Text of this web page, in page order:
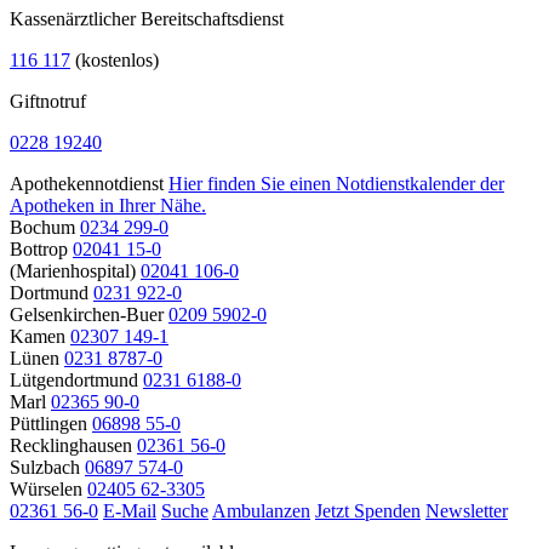
Kassenärztlicher Bereitschaftsdienst
116 117 (kostenlos)
Giftnotruf
0228 19240
Apothekennotdienst Hier finden Sie einen Notdienstkalender der
Apotheken in Ihrer Nähe.
Bochum 0234 299-0
Bottrop 02041 15-0
(Marienhospital) 02041 106-0
Dortmund 0231 922-0
Gelsenkirchen-Buer 0209 5902-0
Kamen 02307 149-1
Lünen 0231 8787-0
Lütgendortmund 0231 6188-0
Marl 02365 90-0
Püttlingen 06898 55-0
Recklinghausen 02361 56-0
Sulzbach 06897 574-0
Würselen 02405 62-3305
02361 56-0 E-Mail Suche Ambulanzen Jetzt Spenden Newsletter